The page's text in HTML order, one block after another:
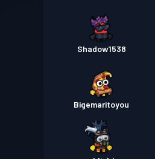
Shadow1538
Bigemaritoyou